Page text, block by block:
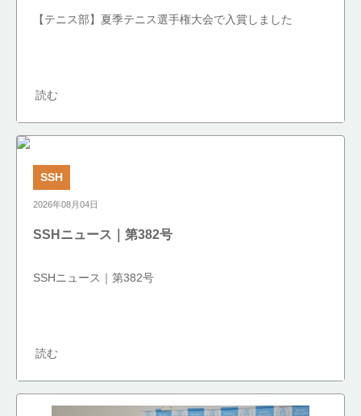
【テニス部】夏季テニス選手権大会で入賞しました
読む
SSH
2026年08月04日
SSHニュース｜第382号
SSHニュース｜第382号
読む